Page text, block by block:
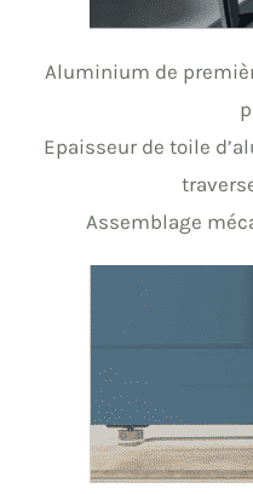
Aluminium de
Epaisseur de toile
Assemblage